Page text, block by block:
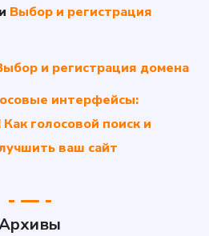
Выбор и регистрация
и регистрация домена
интерфейсы:
голосовой поиск и
ваш сайт